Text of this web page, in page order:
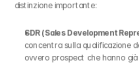
distinzione importante:
SDR (Sales Development
concentra sulla qualificazione
ovvero prospect che hanno